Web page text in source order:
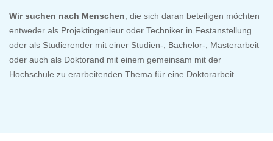
Wir suchen nach Menschen , die sich daran beteiligen möchten
entweder als Projektingenieur oder Techniker in Festanstellung
oder als Studierender mit einer Studien-, Bachelor-, Masterarbeit
oder auch als Doktorand mit einem gemeinsam mit der
Hochschule zu erarbeitenden Thema für eine Doktorarbeit.